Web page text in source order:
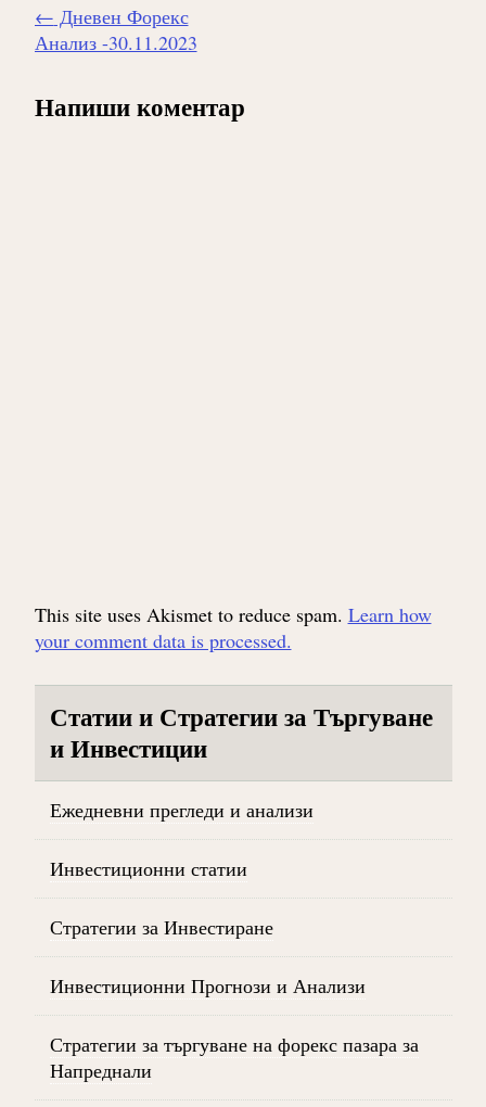
Навигиране
на
← Дневен Форекс
Анализ -30.11.2023
Напиши коментар
This site uses Akismet to reduce spam. Learn how
your comment data is processed.
Статии и Стратегии за Търгуване
и Инвестиции
Ежедневни прегледи и анализи
Инвестиционни статии
Стратегии за Инвестиране
Инвестиционни Прогнози и Анализи
Стратегии за търгуване на форекс пазара за
Напреднали